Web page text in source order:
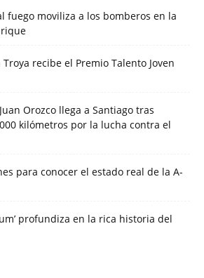
fuego moviliza a los bomberos en la
recibe el Premio Talento Joven
Orozco llega a Santiago tras
kilómetros por la lucha contra el
para conocer el estado real de la A-
profundiza en la rica historia del